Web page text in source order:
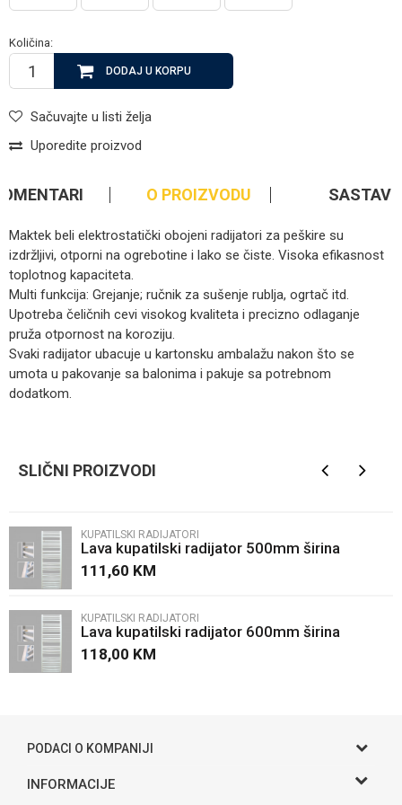
Količina:
DODAJ U KORPU
Sačuvajte u listi želja
Uporedite proizvod
O PROIZVODU SASTAV
Maktek beli elektrostatički obojeni radijatori za peškire su
izdržljivi, otporni na ogrebotine i lako se čiste. Visoka efikasnost
toplotnog kapaciteta.
Multi funkcija: Grejanje; ručnik za sušenje rublja, ogrtač itd.
Upotreba čeličnih cevi visokog kvaliteta i precizno odlaganje
pruža otpornost na koroziju.
Svaki radijator ubacuje u kartonsku ambalažu nakon što se
umota u pakovanje sa balonima i pakuje sa potrebnom
dodatkom.
Poruka
SLIČNI PROIZVODI
KUPATILSKI RADIJATORI
Lava kupatilski radijator 500mm širina
111,60 KM
KUPATILSKI RADIJATORI
Lava kupatilski radijator 600mm širina
118,00 KM
PODACI O KOMPANIJI
Gama S doo
INFORMACIJE